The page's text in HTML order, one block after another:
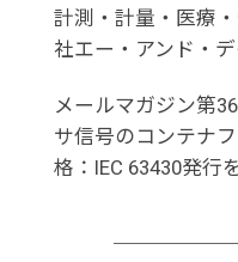
計測・計量・医療
社エー・アンド・デ
メールマガジン第
サ信号のコンテナ
格：IEC 63430発行